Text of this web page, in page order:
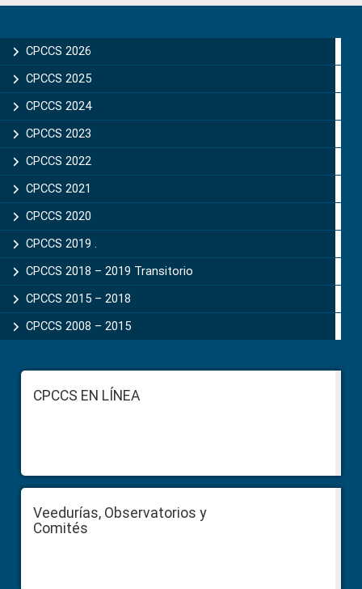
Sidebar
CPCCS 2026
CPCCS 2025
CPCCS 2024
CPCCS 2023
CPCCS 2022
CPCCS 2021
CPCCS 2020
CPCCS 2019 .
CPCCS 2018 – 2019 Transitorio
CPCCS 2015 – 2018
CPCCS 2008 – 2015
FooterCPCCS EN LÍNEA
Veedurías, Observatorios y
Comités